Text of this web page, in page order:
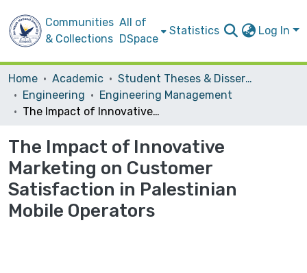
Communities
& Collections
All of
DSpace
Statistics Log In
Home Academic
Student Theses & Dissertations
Engineering
Engineering Management
The Impact of Innovative Marketing on Customer Satisfaction in Palestinian Mobile Operators
The Impact of Innovative
Marketing on Customer
Satisfaction in Palestinian
Mobile Operators